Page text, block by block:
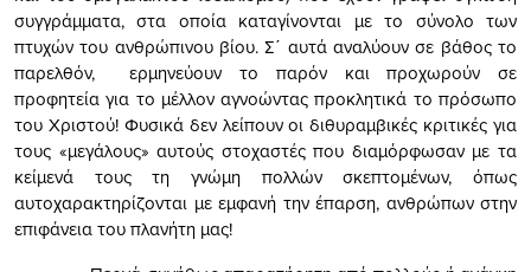
συγγράμματα, στα οποία καταγίνονται με το σύνολο των
πτυχών του ανθρώπινου βίου. Σ΄ αυτά αναλύουν σε βάθος το
παρελθόν, ερμηνεύουν το παρόν και προχωρούν σε
προφητεία για το μέλλον αγνοώντας προκλητικά το πρόσωπο
του Χριστού! Φυσικά δεν λείπουν οι διθυραμβικές κριτικές για
τους «μεγάλους» αυτούς στοχαστές που διαμόρφωσαν με τα
κείμενά τους τη γνώμη πολλών σκεπτομένων, όπως
αυτοχαρακτηρίζονται με εμφανή την έπαρση, ανθρώπων στην
επιφάνεια του πλανήτη μας!